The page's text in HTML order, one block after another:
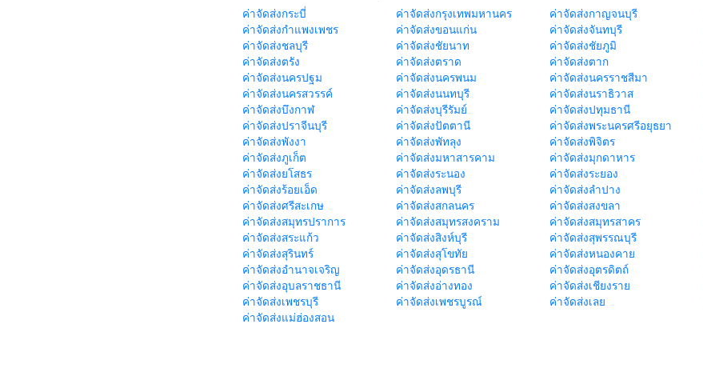
ค่าจัดส่งกระบี่ ค่าจัดส่งกรุงเทพมหานคร ค่าจัดส่งกาญจนบุรี
ค่าจัดส่งกำแพงเพชร
ค่าจัดส่งขอนแก่น ค่าจัดส่งจันทบุรี
ค่าจัดส่งชลบุรี
ค่าจัดส่งชัยนาท ค่าจัดส่งชัยภูมิ
ค่าจัดส่งตรัง
ค่าจัดส่งตราด ค่าจัดส่งตาก
ค่าจัดส่งนครปฐม
ค่าจัดส่งนครพนม ค่าจัดส่งนครราชสีมา
ค่าจัดส่งนครสวรรค์
ค่าจัดส่งนนทบุรี ค่าจัดส่งนราธิวาส
ค่าจัดส่งบึงกาฬ
ค่าจัดส่งบุรีรัมย์ ค่าจัดส่งปทุมธานี
ค่าจัดส่งปราจีนบุรี
ค่าจัดส่งปัตตานี ค่าจัดส่งพระนครศรีอยุธยา
ค่าจัดส่งพังงา
ค่าจัดส่งพัทลุง ค่าจัดส่งพิจิตร
ค่าจัดส่งภูเก็ต
ค่าจัดส่งมหาสารคาม ค่าจัดส่งมุกดาหาร
ค่าจัดส่งยโสธร
ค่าจัดส่งระนอง ค่าจัดส่งระยอง
ค่าจัดส่งร้อยเอ็ด
ค่าจัดส่งลพบุรี ค่าจัดส่งลำปาง
ค่าจัดส่งศรีสะเกษ
ค่าจัดส่งสกลนคร ค่าจัดส่งสงขลา
ค่าจัดส่งสมุทรปราการ
ค่าจัดส่งสมุทรสงคราม ค่าจัดส่งสมุทรสาคร
ค่าจัดส่งสระแก้ว
ค่าจัดส่งสิงห์บุรี ค่าจัดส่งสุพรรณบุรี
ค่าจัดส่งสุรินทร์
ค่าจัดส่งสุโขทัย ค่าจัดส่งหนองคาย
ค่าจัดส่งอำนาจเจริญ
ค่าจัดส่งอุดรธานี ค่าจัดส่งอุตรดิตถ์
ค่าจัดส่งอุบลราชธานี
ค่าจัดส่งอ่างทอง ค่าจัดส่งเชียงราย
ค่าจัดส่งเพชรบุรี
ค่าจัดส่งเพชรบูรณ์ ค่าจัดส่งเลย
ค่าจัดส่งแม่ฮ่องสอน